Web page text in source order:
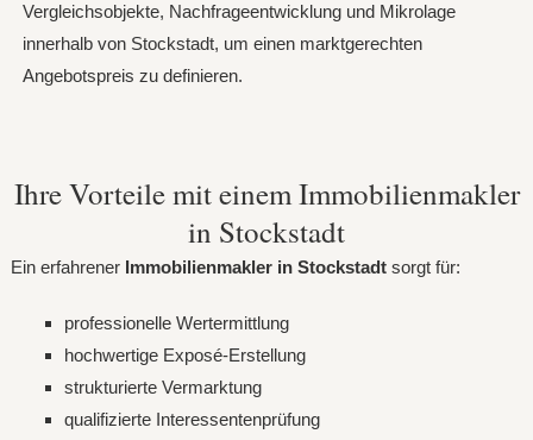
Vergleichsobjekte, Nachfrageentwicklung und Mikrolage
innerhalb von Stockstadt, um einen marktgerechten
Angebotspreis zu definieren.
Ihre Vorteile mit einem Immobilienmakler
in Stockstadt
Ein erfahrener Immobilienmakler in Stockstadtsorgt für:
professionelle Wertermittlung
hochwertige Exposé-Erstellung
strukturierte Vermarktung
qualifizierte Interessentenprüfung